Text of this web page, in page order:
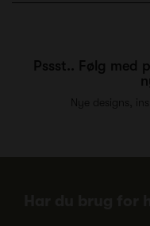
Pssst.. Følg med
Nye designs,